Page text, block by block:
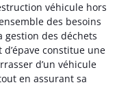
véhicule hors
des besoins
gestion des déchets
constitue une
d’un véhicule
en assurant sa